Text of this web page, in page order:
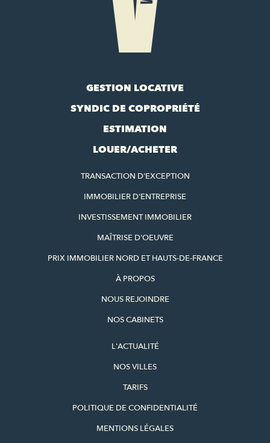
GESTION LOCATIVE
SYNDIC DE COPROPRIÉTÉ
ESTIMATION
LOUER/ACHETER
TRANSACTION D'EXCEPTION
IMMOBILIER D'ENTREPRISE
INVESTISSEMENT IMMOBILIER
MAÎTRISE D'OEUVRE
PRIX IMMOBILIER NORD ET HAUTS-DE-FRANCE
À PROPOS
NOUS REJOINDRE
NOS CABINETS
L'ACTUALITÉ
NOS VILLES
TARIFS
POLITIQUE DE CONFIDENTIALITÉ
MENTIONS LÉGALES